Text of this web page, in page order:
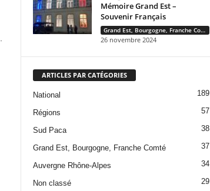
Mémoire Grand Est –
Souvenir Français
Grand Est, Bourgogne, Franche Comté
26 novembre 2024
ARTICLES PAR CATÉGORIES
National 189
Régions 57
Sud Paca 38
Grand Est, Bourgogne, Franche Comté 37
Auvergne Rhône-Alpes 34
Non classé 29